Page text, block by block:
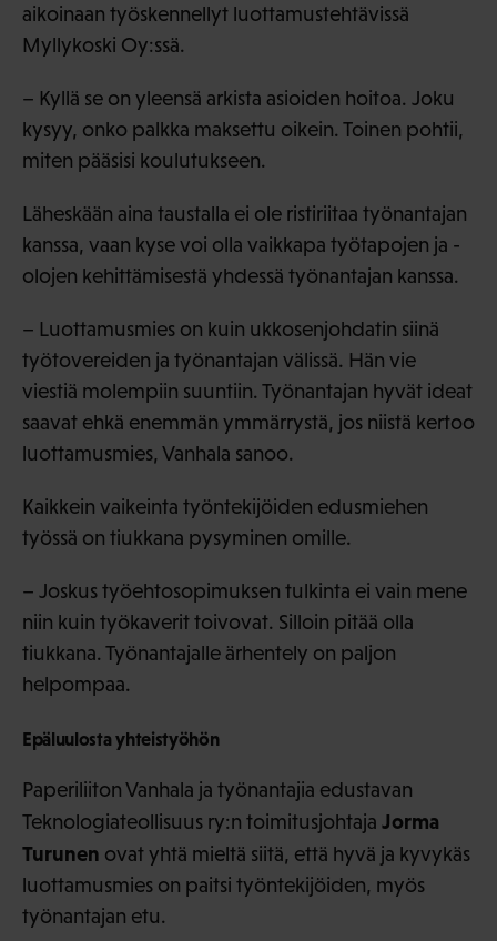
aikoinaan työskennellyt luottamustehtävissä
Myllykoski Oy:ssä.
– Kyllä se on yleensä arkista asioiden hoitoa. Joku
kysyy, onko palkka maksettu oikein. Toinen pohtii,
miten pääsisi koulutukseen.
Läheskään aina taustalla ei ole ristiriitaa työnantajan
kanssa, vaan kyse voi olla vaikkapa työtapojen ja -
olojen kehittämisestä yhdessä työnantajan kanssa.
– Luottamusmies on kuin ukkosenjohdatin siinä
työtovereiden ja työnantajan välissä. Hän vie
viestiä molempiin suuntiin. Työnantajan hyvät ideat
saavat ehkä enemmän ymmärrystä, jos niistä kertoo
luottamusmies, Vanhala sanoo.
Kaikkein vaikeinta työntekijöiden edusmiehen
työssä on tiukkana pysyminen omille.
– Joskus työehtosopimuksen tulkinta ei vain mene
niin kuin työkaverit toivovat. Silloin pitää olla
tiukkana. Työnantajalle ärhentely on paljon
helpompaa.
Epäluulosta yhteistyöhön
Paperiliiton Vanhala ja työnantajia edustavan
Teknologiateollisuus ry:n toimitusjohtaja Jorma
Turunen ovat yhtä mieltä siitä, että hyvä ja kyvykäs
luottamusmies on paitsi työntekijöiden, myös
työnantajan etu.